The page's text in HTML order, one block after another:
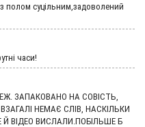
полом суцільним,задоволений
часи!
ЗАПАКОВАНО НА СОВІСТЬ,
НЕМАЄ СЛІВ, НАСКІЛЬКИ
ВІДЕО ВИСЛАЛИ.ПОБІЛЬШЕ Б